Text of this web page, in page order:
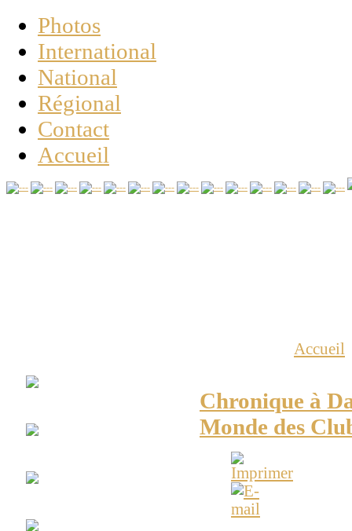
Photos
International
National
Régional
Contact
Accueil
Accueil
Chronique à
Monde des